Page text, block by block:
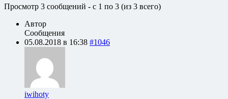
Просмотр 3 сообщений - с 1 по 3 (из 3 всего)
Автор
Сообщения
05.08.2018 в 16:38 #1046
iwihoty